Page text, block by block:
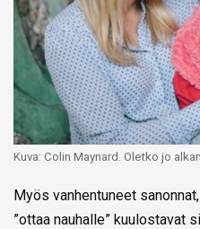
Kuva: Colin Maynard. Oletko jo
Myös vanhentuneet
”ottaa nauhalle” kuulostavat